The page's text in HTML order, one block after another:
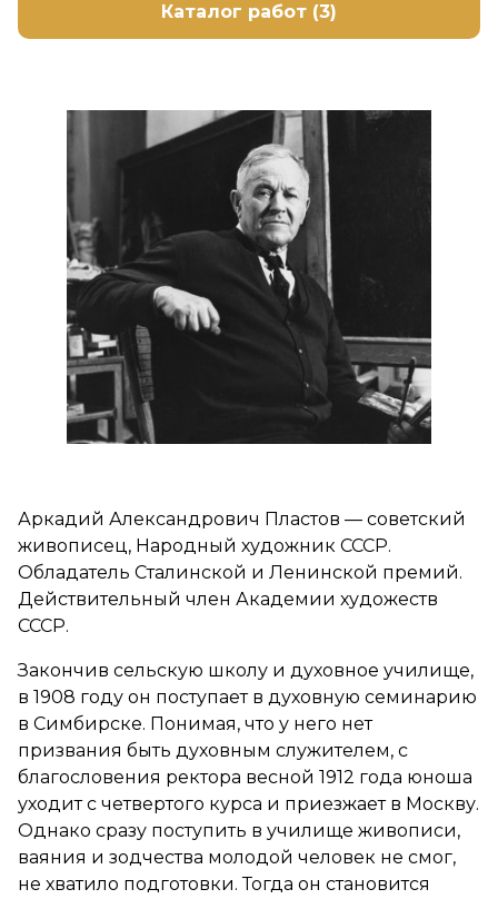
Каталог работ (3)
Аркадий Александрович Пластов — советский
живописец, Народный художник СССР.
Обладатель Сталинской и Ленинской премий.
Действительный член Академии художеств
СССР.
Закончив сельскую школу и духовное училище,
в 1908 году он поступает в духовную семинарию
в Симбирске. Понимая, что у него нет
призвания быть духовным служителем, с
благословения ректора весной 1912 года юноша
уходит с четвертого курса и приезжает в Москву.
Однако сразу поступить в училище живописи,
ваяния и зодчества молодой человек не смог,
не хватило подготовки. Тогда он становится